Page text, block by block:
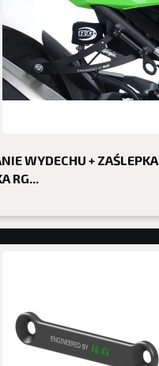
WYDECHU + ZAŚLEPKA
RG...